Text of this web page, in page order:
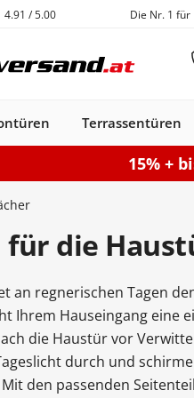
4.91 / 5.00 Die Nr. 1 für
Alu
Fenster
Holzfenster
Fenster
Balkontüren
Kunststoff-Alu
Balkontür
Terrassentüren
Smart-Slide
Terrassentür
Haustüren
Stahl-Alu
Haustüren
Aluminium
Haustür konfigurieren
Raffstores
Konfigurieren
Doppeltor
Gartentor
konfigurieren
Carports
Carport konfigurieren
15% +
für die
an regnerischen Tagen
Ihrem Hauseingang eine
die Haustür vor
durch und
den passenden